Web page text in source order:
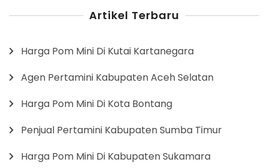
Artikel Terbaru
Harga Pom Mini Di Kutai Kartanegara
Agen Pertamini Kabupaten Aceh Selatan
Harga Pom Mini Di Kota Bontang
Penjual Pertamini Kabupaten Sumba Timur
Harga Pom Mini Di Kabupaten Sukamara